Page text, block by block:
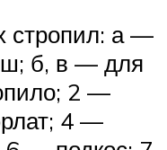
стропил: а —
б, в — для
2 —
4 —